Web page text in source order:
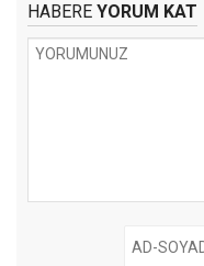
HABERE YORUM KAT